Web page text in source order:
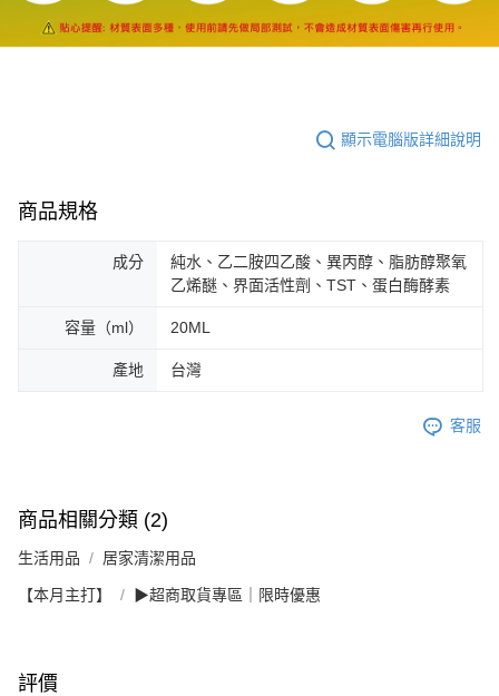
顯示電腦版詳細說明
商品規格
成分
純水、乙二胺四乙酸、異丙醇、脂肪醇聚氧
乙烯醚、界面活性劑、TST、蛋白酶酵素
容量（ml） 20ML
產地 台灣
客服
商品相關分類 (2)
生活用品 居家清潔用品
【本月主打】 ▶超商取貨專區｜限時優惠
評價